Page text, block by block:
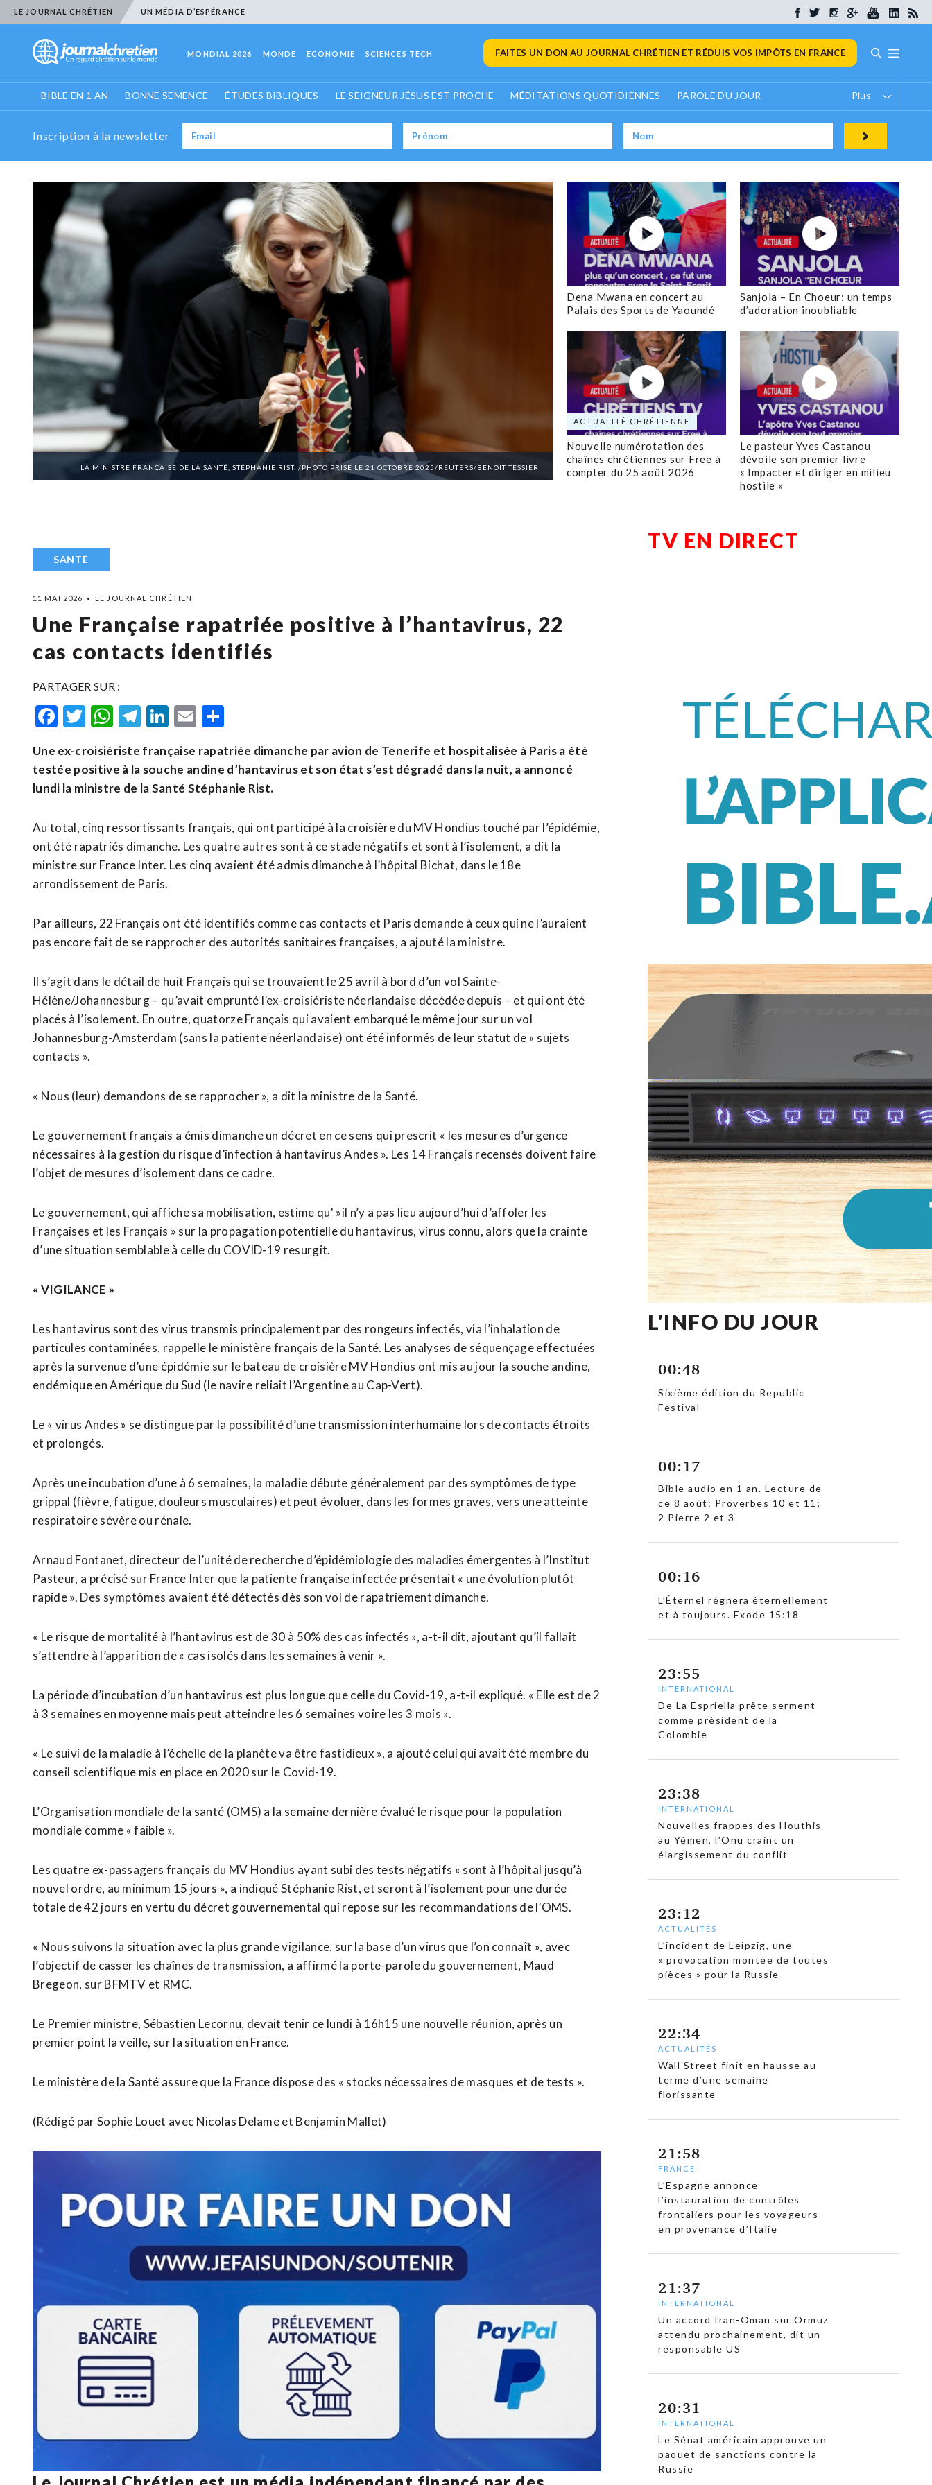
LE JOURNAL CHRÉTIEN UN MÉDIA D’ESPÉRANCE
MONDIAL 2026 MONDE ECONOMIE SCIENCES TECH FAITES UN DON AU JOURNAL CHRÉTIEN ET RÉDUIS VOS IMPÔTS EN FRANCE
BIBLE EN 1 AN BONNE SEMENCE ÉTUDES BIBLIQUES LE SEIGNEUR JÉSUS EST PROCHE MÉDITATIONS QUOTIDIENNES PAROLE DU JOUR Plus
Inscription à la newsletter
LA MINISTRE FRANÇAISE DE LA SANTÉ, STÉPHANIE RIST. /PHOTO PRISE LE 21 OCTOBRE 2025/REUTERS/BENOIT TESSIER
Dena Mwana en concert au
Palais des Sports de Yaoundé
Sanjola – En Choeur: un temps
d’adoration inoubliable
ACTUALITÉ CHRÉTIENNE
Nouvelle numérotation des
chaînes chrétiennes sur Free à
compter du 25 août 2026
Le pasteur Yves Castanou
dévoile son premier livre
« Impacter et diriger en milieu
hostile »
SANTÉ
11 MAI 2026 LE JOURNAL CHRÉTIEN
Une Française rapatriée positive à l’hantavirus, 22
cas contacts identifiés
PARTAGER SUR :
Facebook
Twitter
WhatsApp
Telegram
LinkedIn
Email
Une ex-croisiériste française rapatriée dimanche par avion de Tenerife et hospitalisée à Paris a été
testée positive à la souche andine d’hantavirus et son état s’est dégradé dans la nuit, a annoncé
lundi la ministre de la Santé Stéphanie Rist.
Au total, cinq ressortissants français, qui ont participé à la croisière du MV Hondius touché par l’épidémie,
ont été rapatriés dimanche. Les quatre autres sont à ce stade négatifs et sont à l’isolement, a dit la
ministre sur France Inter. Les cinq avaient été admis dimanche à l’hôpital Bichat, dans le 18e
arrondissement de Paris.
Par ailleurs, 22 Français ont été identifiés comme cas contacts et Paris demande à ceux qui ne l’auraient
pas encore fait de se rapprocher des autorités sanitaires françaises, a ajouté la ministre.
Il s’agit dans le détail de huit Français qui se trouvaient le 25 avril à bord d’un vol Sainte-
Hélène/Johannesburg – qu’avait emprunté l’ex-croisiériste néerlandaise décédée depuis – et qui ont été
placés à l’isolement. En outre, quatorze Français qui avaient embarqué le même jour sur un vol
Johannesburg-Amsterdam (sans la patiente néerlandaise) ont été informés de leur statut de « sujets
contacts ».
« Nous (leur) demandons de se rapprocher », a dit la ministre de la Santé.
Le gouvernement français a émis dimanche un décret en ce sens qui prescrit « les mesures d’urgence
nécessaires à la gestion du risque d’infection à hantavirus Andes ». Les 14 Français recensés doivent faire
l’objet de mesures d’isolement dans ce cadre.
Le gouvernement, qui affiche sa mobilisation, estime qu' »il n’y a pas lieu aujourd’hui d’affoler les
Françaises et les Français » sur la propagation potentielle du hantavirus, virus connu, alors que la crainte
d’une situation semblable à celle du COVID-19 resurgit.
« VIGILANCE »
Les hantavirus sont des virus transmis principalement par des rongeurs infectés, via l’inhalation de
particules contaminées, rappelle le ministère français de la Santé. Les analyses de séquençage effectuées
après la survenue d’une épidémie sur le bateau de croisière MV Hondius ont mis au jour la souche andine,
endémique en Amérique du Sud (le navire reliait l’Argentine au Cap-Vert).
Le « virus Andes » se distingue par la possibilité d’une transmission interhumaine lors de contacts étroits
et prolongés.
Après une incubation d’une à 6 semaines, la maladie débute généralement par des symptômes de type
grippal (fièvre, fatigue, douleurs musculaires) et peut évoluer, dans les formes graves, vers une atteinte
respiratoire sévère ou rénale.
Arnaud Fontanet, directeur de l’unité de recherche d’épidémiologie des maladies émergentes à l’Institut
Pasteur, a précisé sur France Inter que la patiente française infectée présentait « une évolution plutôt
rapide ». Des symptômes avaient été détectés dès son vol de rapatriement dimanche.
« Le risque de mortalité à l’hantavirus est de 30 à 50% des cas infectés », a-t-il dit, ajoutant qu’il fallait
s’attendre à l’apparition de « cas isolés dans les semaines à venir ».
La période d’incubation d’un hantavirus est plus longue que celle du Covid-19, a-t-il expliqué. « Elle est de 2
à 3 semaines en moyenne mais peut atteindre les 6 semaines voire les 3 mois ».
« Le suivi de la maladie à l’échelle de la planète va être fastidieux », a ajouté celui qui avait été membre du
conseil scientifique mis en place en 2020 sur le Covid-19.
L’Organisation mondiale de la santé (OMS) a la semaine dernière évalué le risque pour la population
mondiale comme « faible ».
Les quatre ex-passagers français du MV Hondius ayant subi des tests négatifs « sont à l’hôpital jusqu’à
nouvel ordre, au minimum 15 jours », a indiqué Stéphanie Rist, et seront à l’isolement pour une durée
totale de 42 jours en vertu du décret gouvernemental qui repose sur les recommandations de l’OMS.
« Nous suivons la situation avec la plus grande vigilance, sur la base d’un virus que l’on connaît », avec
l’objectif de casser les chaînes de transmission, a affirmé la porte-parole du gouvernement, Maud
Bregeon, sur BFMTV et RMC.
Le Premier ministre, Sébastien Lecornu, devait tenir ce lundi à 16h15 une nouvelle réunion, après un
premier point la veille, sur la situation en France.
Le ministère de la Santé assure que la France dispose des « stocks nécessaires de masques et de tests ».
(Rédigé par Sophie Louet avec Nicolas Delame et Benjamin Mallet)
TV EN DIRECT
L'INFO DU JOUR
00:48
Sixième édition du Republic
Festival
00:17
Bible audio en 1 an. Lecture de
ce 8 août: Proverbes 10 et 11;
2 Pierre 2 et 3
00:16
L’Éternel régnera éternellement
et à toujours. Exode 15:18
23:55
INTERNATIONAL
De La Espriella prête serment
comme président de la
Colombie
23:38
INTERNATIONAL
Nouvelles frappes des Houthis
au Yémen, l’Onu craint un
élargissement du conflit
23:12
ACTUALITÉS
L’incident de Leipzig, une
« provocation montée de toutes
pièces » pour la Russie
22:34
ACTUALITÉS
Wall Street finit en hausse au
terme d’une semaine
florissante
21:58
FRANCE
L’Espagne annonce
l’instauration de contrôles
frontaliers pour les voyageurs
en provenance d’Italie
21:37
INTERNATIONAL
Un accord Iran-Oman sur Ormuz
attendu prochainement, dit un
responsable US
20:31
INTERNATIONAL
Le Sénat américain approuve un
paquet de sanctions contre la
Russie